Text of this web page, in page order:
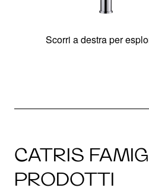
Scorri a destra per
CATRIS
PRODOTTI